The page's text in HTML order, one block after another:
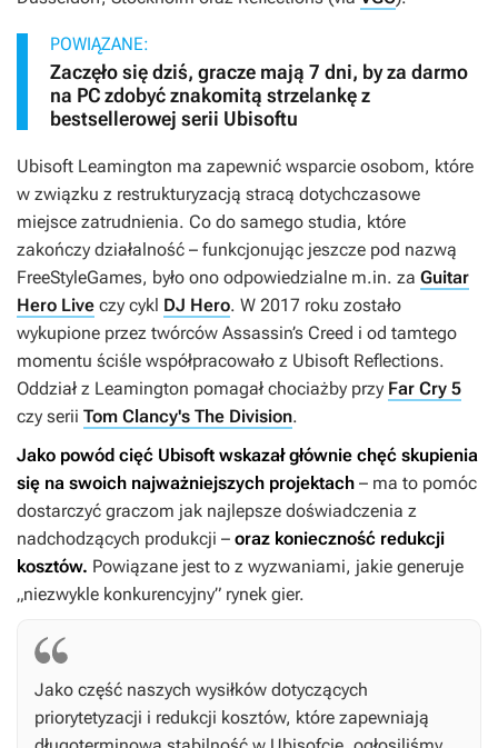
POWIĄZANE:
Zaczęło się dziś, gracze mają 7 dni, by za darmo
na PC zdobyć znakomitą strzelankę z
bestsellerowej serii Ubisoftu
Ubisoft Leamington ma zapewnić wsparcie osobom, które
w związku z restrukturyzacją stracą dotychczasowe
miejsce zatrudnienia. Co do samego studia, które
zakończy działalność – funkcjonując jeszcze pod nazwą
FreeStyleGames, było ono odpowiedzialne m.in. za Guitar
Hero Live czy cykl DJ Hero. W 2017 roku zostało
wykupione przez twórców Assassin’s Creed i od tamtego
momentu ściśle współpracowało z Ubisoft Reflections.
Oddział z Leamington pomagał chociażby przy Far Cry 5
czy serii Tom Clancy's The Division.
Jako powód cięć Ubisoft wskazał głównie chęć skupienia
się na swoich najważniejszych projektach – ma to pomóc
dostarczyć graczom jak najlepsze doświadczenia z
nadchodzących produkcji – oraz konieczność redukcji
kosztów. Powiązane jest to z wyzwaniami, jakie generuje
„niezwykle konkurencyjny” rynek gier.
Jako część naszych wysiłków dotyczących
priorytetyzacji i redukcji kosztów, które zapewniają